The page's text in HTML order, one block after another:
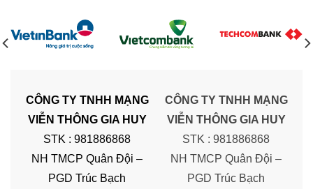
CÔNG TY TNHH MẠNG
VIỄN THÔNG GIA HUY
STK : 981886868
NH TMCP Quân Đội –
PGD Trúc Bạch
CÔNG TY TNHH MẠNG
VIỄN THÔNG GIA HUY
STK : 981886868
NH TMCP Quân Đội –
PGD Trúc Bạch